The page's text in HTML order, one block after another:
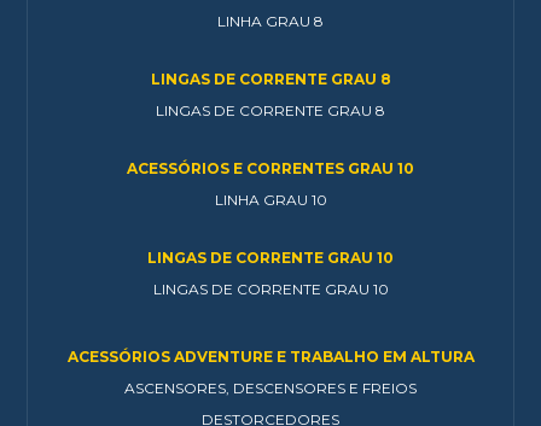
LINHA GRAU 8
LINGAS DE CORRENTE GRAU 8
LINGAS DE CORRENTE GRAU 8
ACESSÓRIOS E CORRENTES GRAU 10
LINHA GRAU 10
LINGAS DE CORRENTE GRAU 10
LINGAS DE CORRENTE GRAU 10
ACESSÓRIOS ADVENTURE E TRABALHO EM ALTURA
ASCENSORES, DESCENSORES E FREIOS
DESTORCEDORES